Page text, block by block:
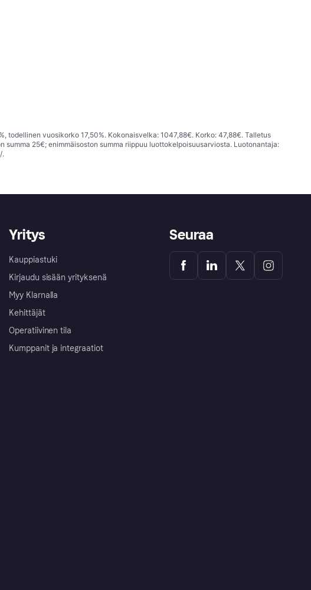
todellinen vuosikorko 17,50%. Kokonaisvelka: 1047,88€. Korko: 47,88€. Talletus
25€; enimmäisoston summa riippuu luottokelpoisuusarviosta. Luotonantaja:
.
Yritys
Kauppiastuki
Kirjaudu sisään yrityksenä
Myy Klarnalla
Kehittäjät
Operatiivinen tila
Kumppanit ja integraatiot
Seuraa